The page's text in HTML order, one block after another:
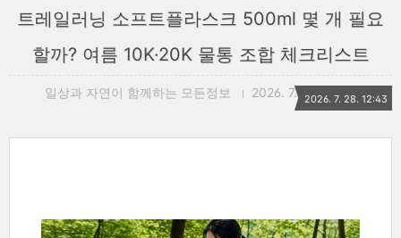
트레일러닝 소프트플라스크 500ml 몇 개 필요
할까? 여름 10K·20K 물통 조합 체크리스트
일상과 자연이 함께하는 모든정보 2026. 7. 28. 12:43
2026. 7. 28. 12:43